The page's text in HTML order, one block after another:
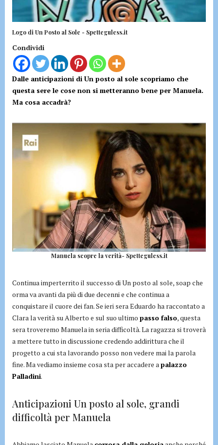
Logo di Un Posto al Sole - Spetteguless.it
Condividi
Dalle anticipazioni di Un posto al sole scopriamo che
questa sere le cose non si metteranno bene per Manuela.
Ma cosa accadrà?
Manuela scopre la verità- Spetteguless.it
Continua imperterrito il successo di Un posto al sole, soap che
orma va avanti da più di due decenni e che continua a
conquistare il cuore dei fan. Se ieri sera Eduardo ha raccontato a
Clara la verità su Alberto e sul suo ultimo passo falso, questa
sera troveremo Manuela in seria difficoltà. La ragazza si troverà
a mettere tutto in discussione credendo addirittura che il
progetto a cui sta lavorando posso non vedere mai la parola
fine. Ma vediamo insieme cosa sta per accadere apalazzo
Palladini.
Anticipazioni Un posto al sole, grandi
difficoltà per Manuela